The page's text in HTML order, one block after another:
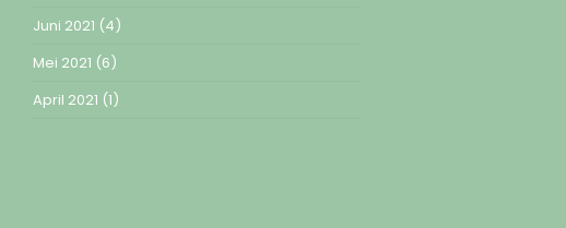
Juni 2021 (4)
Mei 2021 (6)
April 2021 (1)